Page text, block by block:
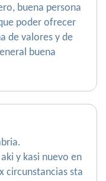
buena persona
poder ofrecer
de valores y de
buena
y kasi nuevo en
circunstancias sta